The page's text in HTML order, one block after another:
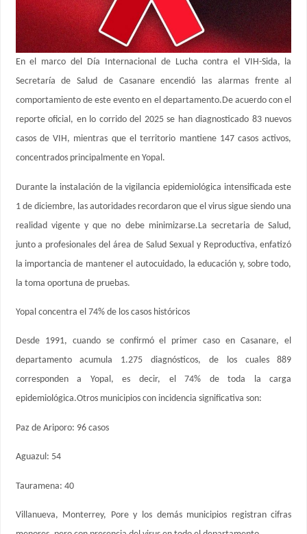
En el marco del Día Internacional de Lucha contra el VIH-Sida, la
Secretaría de Salud de Casanare encendió las alarmas frente al
comportamiento de este evento en el departamento.De acuerdo con el
reporte oficial, en lo corrido del 2025 se han diagnosticado 83 nuevos
casos de VIH, mientras que el territorio mantiene 147 casos activos,
concentrados principalmente en Yopal.
Durante la instalación de la vigilancia epidemiológica intensificada este
1 de diciembre, las autoridades recordaron que el virus sigue siendo una
realidad vigente y que no debe minimizarse.La secretaria de Salud,
junto a profesionales del área de Salud Sexual y Reproductiva, enfatizó
la importancia de mantener el autocuidado, la educación y, sobre todo,
la toma oportuna de pruebas.
Yopal concentra el 74% de los casos históricos
Desde 1991, cuando se confirmó el primer caso en Casanare, el
departamento acumula 1.275 diagnósticos, de los cuales 889
corresponden a Yopal, es decir, el 74% de toda la carga
epidemiológica.Otros municipios con incidencia significativa son:
Paz de Ariporo: 96 casos
Aguazul: 54
Tauramena: 40
Villanueva, Monterrey, Pore y los demás municipios registran cifras